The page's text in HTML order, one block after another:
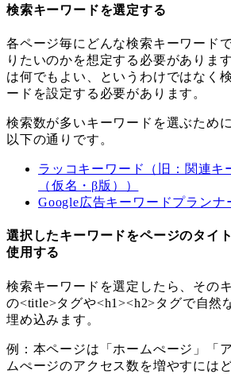
検索キーワードを選定する
各ページ毎にどんな検索キーワード
りたいのかを想定する必要がありま
は何でもよい、というわけではなく
ードを設定する必要があります。
検索数が多いキーワードを選ぶため
以下の通りです。
ラッコキーワード（旧：関連キ
（仮名・β版））
Google広告キーワードプランナ
選択したキーワードをページのタイ
使用する
検索キーワードを選定したら、その
の<title>タグや<h1><h2>タグで自然
埋め込みます。
例：本ページは「ホームぺージ」「
ムぺージのアクセス数を増やすには